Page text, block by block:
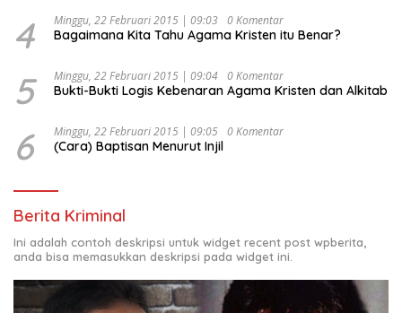
4 Minggu, 22 Februari 2015 | 09:03 0 Komentar
Bagaimana Kita Tahu Agama Kristen itu Benar?
5 Minggu, 22 Februari 2015 | 09:04 0 Komentar
Bukti-Bukti Logis Kebenaran Agama Kristen dan Alkitab
6 Minggu, 22 Februari 2015 | 09:05 0 Komentar
(Cara) Baptisan Menurut Injil
Berita Kriminal
Ini adalah contoh deskripsi untuk widget recent post wpberita,
anda bisa memasukkan deskripsi pada widget ini.